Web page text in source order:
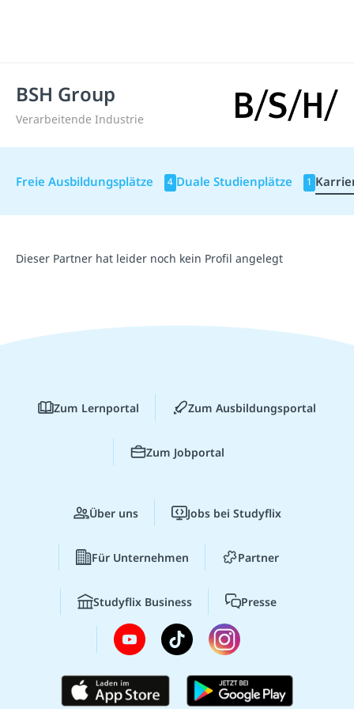
BSH Group
Verarbeitende Industrie
Freie Ausbildungsplätze 4 Duale Studienplätze 1
Dieser Partner hat leider noch kein Profil angelegt
Zum Lernportal Zum Ausbildungsportal
Zum Jobportal
Über uns Jobs bei Studyflix
Für Unternehmen Partner
Studyflix Business Presse